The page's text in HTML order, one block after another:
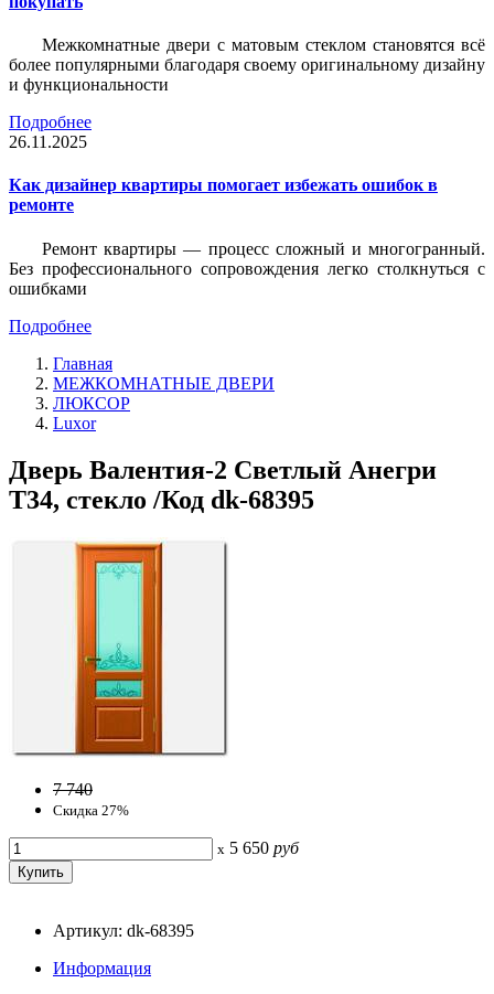
Межкомнатные двери с матовым стеклом становятся всё
более популярными благодаря своему оригинальному дизайну
и функциональности
Подробнее
26.11.2025
Как дизайнер квартиры помогает избежать ошибок в
ремонте
Ремонт квартиры — процесс сложный и многогранный.
Без профессионального сопровождения легко столкнуться с
ошибками
Подробнее
Главная
МЕЖКОМНАТНЫЕ ДВЕРИ
ЛЮКСОР
Luxor
Дверь Валентия-2 Светлый Анегри
Т34, стекло /Код dk-68395
7 740
Скидка 27%
x 5 650 руб
Артикул: dk-68395
Информация